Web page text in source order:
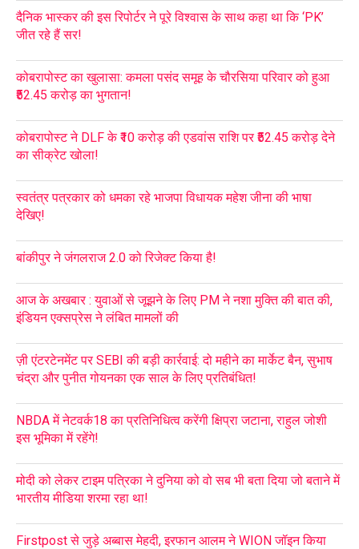
दैनिक भास्कर की इस रिपोर्टर ने पूरे विश्वास के साथ कहा था कि ‘PK’
जीत रहे हैं सर!
कोबरापोस्ट का खुलासा: कमला पसंद समूह के चौरसिया परिवार को हुआ
₹52.45 करोड़ का भुगतान!
कोबरापोस्ट ने DLF के ₹10 करोड़ की एडवांस राशि पर ₹52.45 करोड़ देने
का सीक्रेट खोला!
स्वतंत्र पत्रकार को धमका रहे भाजपा विधायक महेश जीना की भाषा
देखिए!
बांकीपुर ने जंगलराज 2.0 को रिजेक्ट किया है!
आज के अखबार : युवाओं से जूझने के लिए PM ने नशा मुक्ति की बात की,
इंडियन एक्सप्रेस ने लंबित मामलों की
ज़ी एंटरटेनमेंट पर SEBI की बड़ी कार्रवाई: दो महीने का मार्केट बैन, सुभाष
चंद्रा और पुनीत गोयनका एक साल के लिए प्रतिबंधित!
NBDA में नेटवर्क18 का प्रतिनिधित्व करेंगी क्षिप्रा जटाना, राहुल जोशी
इस भूमिका में रहेंगे!
मोदी को लेकर टाइम पत्रिका ने दुनिया को वो सब भी बता दिया जो बताने में
भारतीय मीडिया शरमा रहा था!
Firstpost से जुड़े अब्बास मेहदी, इरफान आलम ने WION जॉइन किया